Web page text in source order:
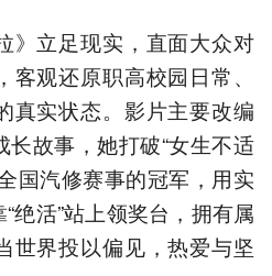
》立足现实，直面大众对
观还原职高校园日常、
真实状态。影片主要改编
故事，她打破“女生不适
国汽修赛事的冠军，用实
绝活”站上领奖台，拥有属
世界投以偏见，热爱与坚